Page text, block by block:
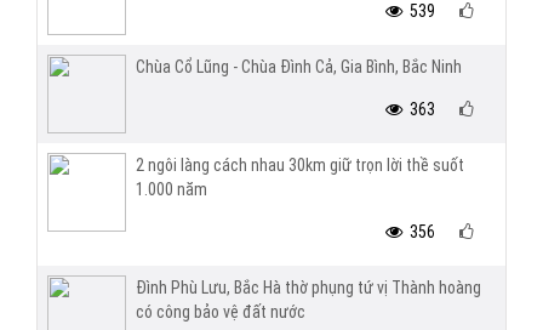
539
Chùa Cổ Lũng - Chùa Đình Cả, Gia Bình, Bắc Ninh
363
2 ngôi làng cách nhau 30km giữ trọn lời thề suốt
1.000 năm
356
Đình Phù Lưu, Bắc Hà thờ phụng tứ vị Thành hoàng
có công bảo vệ đất nước